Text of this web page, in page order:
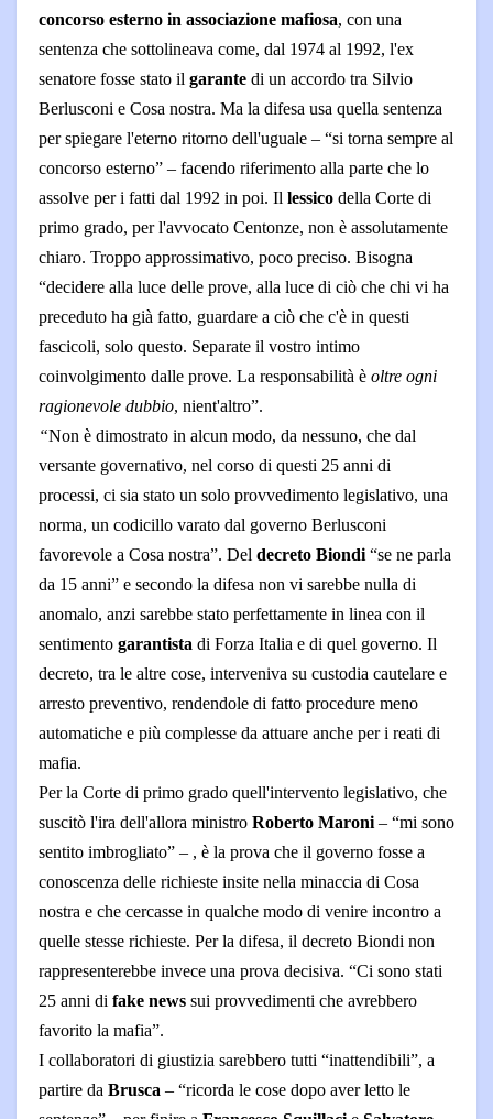
concorso esterno in associazione mafiosa, con una
sentenza che sottolineava come, dal 1974 al 1992, l'ex
senatore fosse stato il garante di un accordo tra Silvio
Berlusconi e Cosa nostra. Ma la difesa usa quella sentenza
per spiegare l'eterno ritorno dell'uguale – “si torna sempre al
concorso esterno” – facendo riferimento alla parte che lo
assolve per i fatti dal 1992 in poi. Il lessico della Corte di
primo grado, per l'avvocato Centonze, non è assolutamente
chiaro. Troppo approssimativo, poco preciso. Bisogna
“decidere alla luce delle prove, alla luce di ciò che chi vi ha
preceduto ha già fatto, guardare a ciò che c'è in questi
fascicoli, solo questo. Separate il vostro intimo
coinvolgimento dalle prove. La responsabilità è oltre ogni
ragionevole dubbio, nient'altro”.
“Non è dimostrato in alcun modo, da nessuno, che dal
versante governativo, nel corso di questi 25 anni di
processi, ci sia stato un solo provvedimento legislativo, una
norma, un codicillo varato dal governo Berlusconi
favorevole a Cosa nostra”. Del decreto Biondi “se ne parla
da 15 anni” e secondo la difesa non vi sarebbe nulla di
anomalo, anzi sarebbe stato perfettamente in linea con il
sentimento garantista di Forza Italia e di quel governo. Il
decreto, tra le altre cose, interveniva su custodia cautelare e
arresto preventivo, rendendole di fatto procedure meno
automatiche e più complesse da attuare anche per i reati di
mafia.
Per la Corte di primo grado quell'intervento legislativo, che
suscitò l'ira dell'allora ministro Roberto Maroni – “mi sono
sentito imbrogliato” – , è la prova che il governo fosse a
conoscenza delle richieste insite nella minaccia di Cosa
nostra e che cercasse in qualche modo di venire incontro a
quelle stesse richieste. Per la difesa, il decreto Biondi non
rappresenterebbe invece una prova decisiva. “Ci sono stati
25 anni di fake news sui provvedimenti che avrebbero
favorito la mafia”.
I collaboratori di giustizia sarebbero tutti “inattendibili”, a
partire da Brusca – “ricorda le cose dopo aver letto le